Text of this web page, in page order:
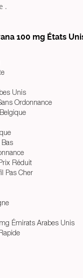
.
100 mg États
Unis
Ordonnance
Réduit
Pas Cher
Émirats Arabes Unis